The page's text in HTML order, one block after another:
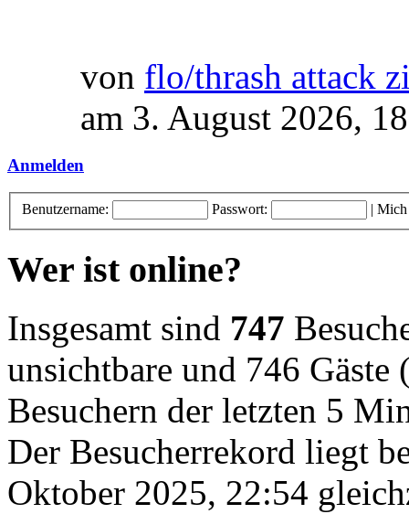
von flo/thrash attack
am 3. August 2026,
Anmelden
Benutzername: Passwort: | Mich
Wer ist online?
Insgesamt sind 747
unsichtbare und 746 Gäste
Besuchern der letzten 5
Der Besucherrekord liegt
Oktober 2025, 22:54